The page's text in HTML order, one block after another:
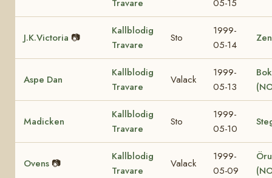
Travare
05-15
J.K.Victoria 📷
Kallblodig
Travare
Sto
1999-
05-14
Aspe Dan
Kallblodig
Travare
Valack
1999-
05-13
Madicken
Kallblodig
Travare
Sto
1999-
05-10
Ovens 📷
Kallblodig
Travare
Valack
1999-
05-09